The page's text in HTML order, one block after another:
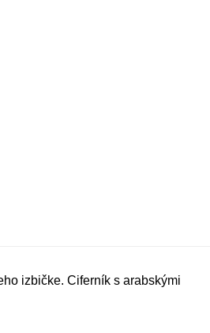
izbičke. Ciferník s arabskými